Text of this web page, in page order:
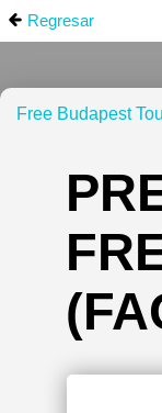
Free Budapest
Regresar